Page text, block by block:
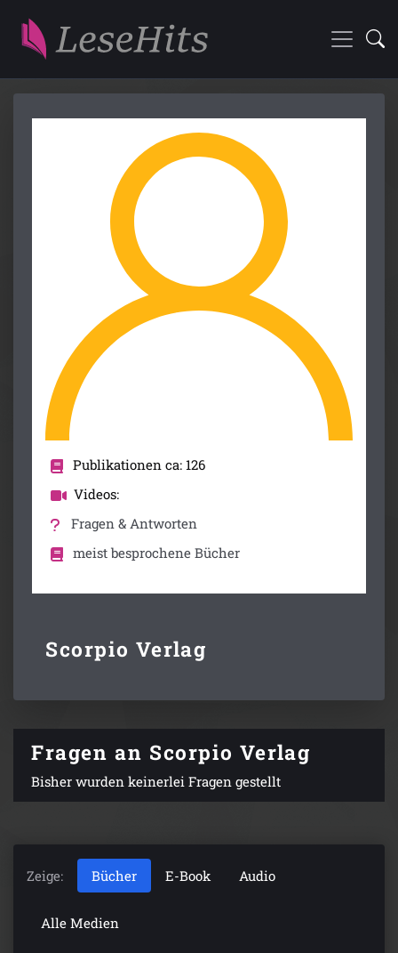
Publikationen ca: 126
Videos:
Fragen & Antworten
meist besprochene Bücher
Scorpio Verlag
Fragen an Scorpio Verlag
Bisher wurden keinerlei Fragen gestellt
Zeige: Bücher E-Book Audio
Alle Medien